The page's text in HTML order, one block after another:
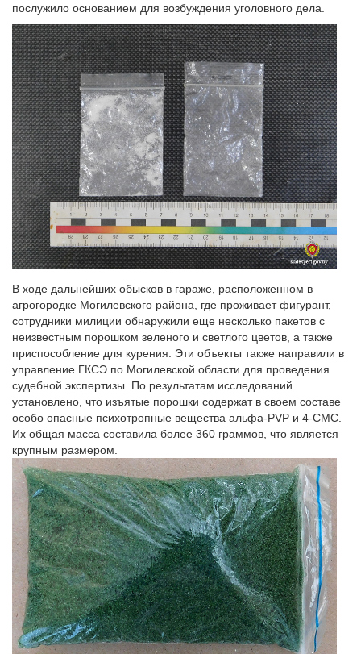
послужило основанием для возбуждения уголовного дела.
В ходе дальнейших обысков в гараже, расположенном в
агрогородке Могилевского района, где проживает фигурант,
сотрудники милиции обнаружили еще несколько пакетов с
неизвестным порошком зеленого и светлого цветов, а также
приспособление для курения. Эти объекты также направили в
управление ГКСЭ по Могилевской области для проведения
судебной экспертизы. По результатам исследований
установлено, что изъятые порошки содержат в своем составе
особо опасные психотропные вещества альфа-PVP и 4-CMС.
Их общая масса составила более 360 граммов, что является
крупным размером.